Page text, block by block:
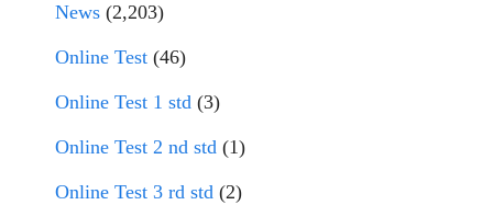
News (2,203)
Online Test (46)
Online Test 1 std (3)
Online Test 2 nd std (1)
Online Test 3 rd std (2)